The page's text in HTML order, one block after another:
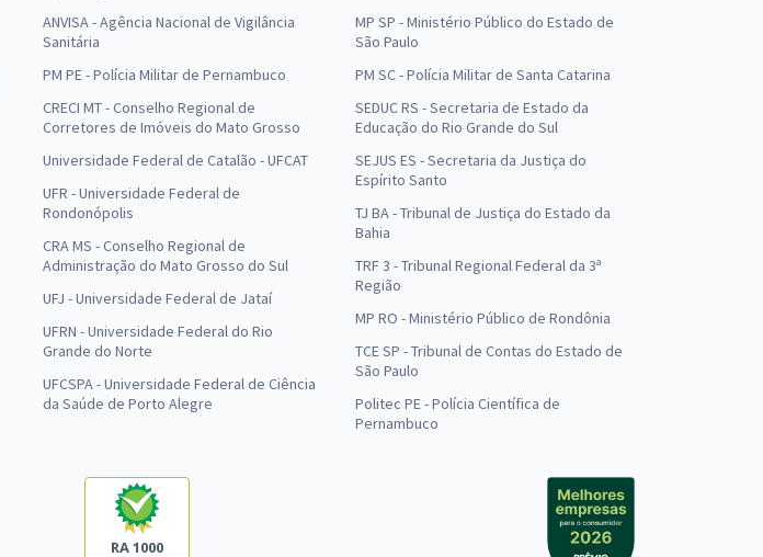
ANVISA - Agência Nacional de Vigilância
Sanitária
PM PE - Polícia Militar de Pernambuco
CRECI MT - Conselho Regional de
Corretores de Imóveis do Mato Grosso
Universidade Federal de Catalão - UFCAT
UFR - Universidade Federal de
Rondonópolis
CRA MS - Conselho Regional de
Administração do Mato Grosso do Sul
UFJ - Universidade Federal de Jataí
UFRN - Universidade Federal do Rio
Grande do Norte
UFCSPA - Universidade Federal de Ciência
da Saúde de Porto Alegre
MP SP - Ministério Público do Estado de
São Paulo
PM SC - Polícia Militar de Santa Catarina
SEDUC RS - Secretaria de Estado da
Educação do Rio Grande do Sul
SEJUS ES - Secretaria da Justiça do
Espírito Santo
TJ BA - Tribunal de Justiça do Estado da
Bahia
TRF 3 - Tribunal Regional Federal da 3ª
Região
MP RO - Ministério Público de Rondônia
TCE SP - Tribunal de Contas do Estado de
São Paulo
Politec PE - Polícia Científica de
Pernambuco
RA 1000